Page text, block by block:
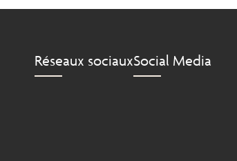
Réseaux sociauxSocial Media